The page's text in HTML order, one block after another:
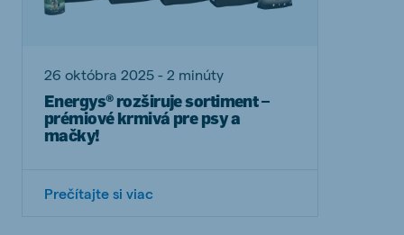
26 októbra 2025 - 2 minúty
Energys® rozširuje sortiment –
prémiové krmivá pre psy a
mačky!
Prečítajte si viac